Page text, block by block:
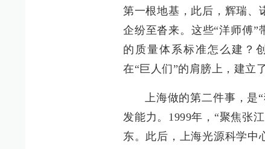
第一根地基，此后，辉瑞、
企纷至沓来。这些“洋师傅”
的质量体系标准怎么建？
在“巨人们”的肩膀上，建立
上海做的第二件事，是
发能力。1999年，“聚焦张
东。此后，上海光源科学中